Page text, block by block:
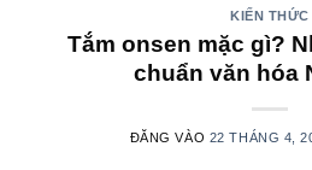
KIẾN THỨC
Tắm onsen mặc gì?
chuẩn văn hóa
ĐĂNG VÀO 22 THÁNG 4,